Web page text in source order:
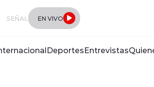
SEÑAL EN VIVO
DeportesEntrevistas